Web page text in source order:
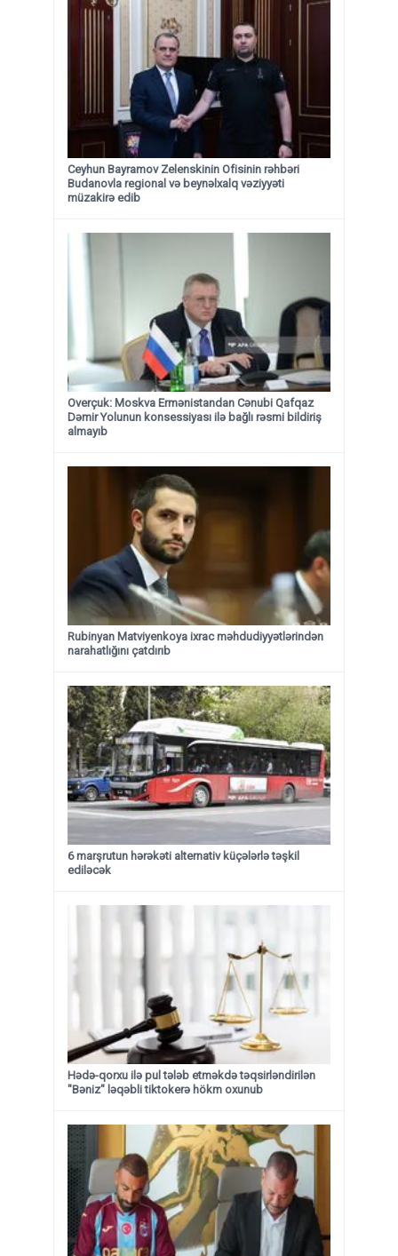
Ceyhun Bayramov Zelenskinin Ofisinin rəhbəri
Budanovla regional və beynəlxalq vəziyyəti
müzakirə edib
Overçuk: Moskva Ermənistandan Cənubi Qafqaz
Dəmir Yolunun konsessiyası ilə bağlı rəsmi bildiriş
almayıb
Rubinyan Matviyenkoya ixrac məhdudiyyətlərindən
narahatlığını çatdırıb
6 marşrutun hərəkəti alternativ küçələrlə təşkil
ediləcək
Hədə-qorxu ilə pul tələb etməkdə təqsirləndirilən
"Bəniz" ləqəbli tiktokerə hökm oxunub